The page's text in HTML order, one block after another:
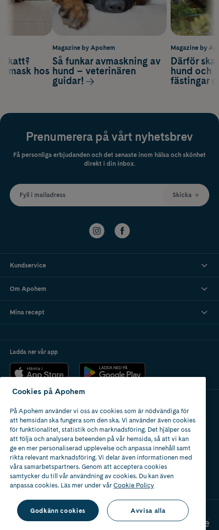
Magazine by
Därför
hund och
fästingar
katt?
mask hos
Magazine by Apohem
Så funkar avmaskning av
hund – veterinären
guidar!
Prenumerera på vårt nyhetsbrev
Få personliga erbjudanden och det senaste inom hälsa och skönhet
direkt i din inbox.
Fyll i mailadress Skicka
Kundservice
Om Apohem
Mina recept
Ladda ner vår app
Apotek med tillstånd
av Läkemedelsverket
Cookies på Apohem
På Apohem använder vi oss av cookies som är nödvändiga för
att hemsidan ska fungera som den ska. Vi använder även cookies
för funktionalitet, statistik och marknadsföring. Det hjälper oss
att följa och analysera beteenden på vår hemsida, så att vi kan
ge en mer personaliserad upplevelse och anpassa innehåll samt
rikta relevant marknadsföring. Vi delar även informationen med
våra samarbetspartners. Genom att acceptera cookies
samtycker du till vår användning av cookies. Du kan även
anpassa cookies. Läs mer under vårCookie Policy
Godkänn cookies Avvisa alla